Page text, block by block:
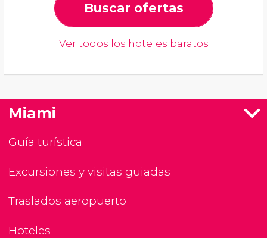
Buscar ofertas
Ver todos los hoteles baratos
Miami
Guía turística
Excursiones y visitas guiadas
Traslados aeropuerto
Hoteles